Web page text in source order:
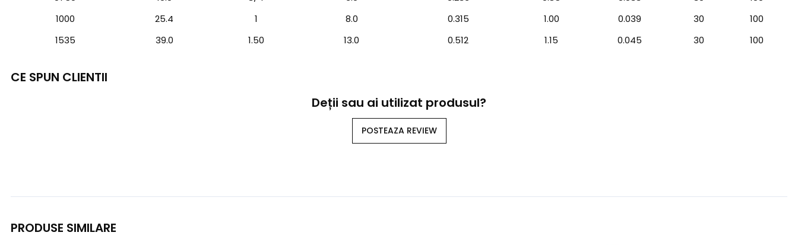
1000
25.4 1 8.0 0.315 1.00 0.039 30
100
1535
39.0 1.50 13.0 0.512 1.15 0.045 30 100
CE SPUN CLIENTII
Deții sau ai utilizat produsul?
POSTEAZA REVIEW
PRODUSE SIMILARE